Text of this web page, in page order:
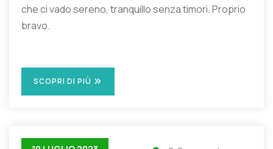
che ci vado sereno, tranquillo senza timori. Proprio
bravo.
SCOPRI DI PIÙ